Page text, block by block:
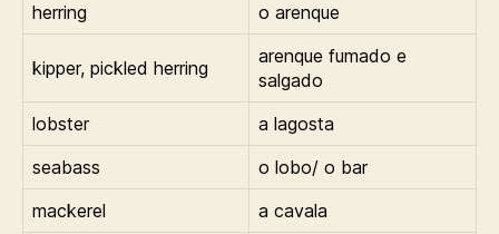
herring
o arenque
kipper, pickled herring
arenque fumado e
salgado
lobster
a lagosta
seabass
o lobo/ o bar
mackerel
a cavala